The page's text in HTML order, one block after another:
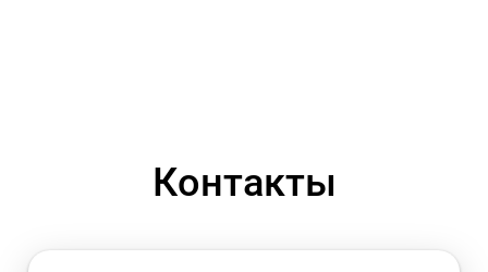
Контакты